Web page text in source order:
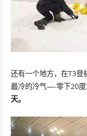
还有一个地方，在T3登
最冷的冷气—-零下20度
天。